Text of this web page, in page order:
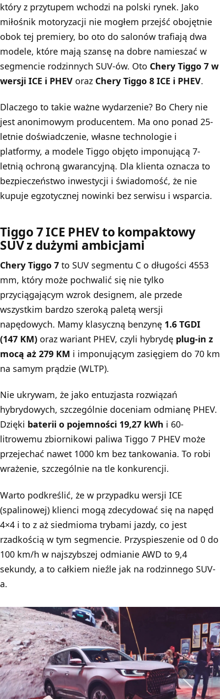
który z przytupem wchodzi na polski rynek. Jako
miłośnik motoryzacji nie mogłem przejść obojętnie
obok tej premiery, bo oto do salonów trafiają dwa
modele, które mają szansę na dobre namieszać w
segmencie rodzinnych SUV-ów. Oto Chery Tiggo 7 w
wersji ICE i PHEV oraz Chery Tiggo 8 ICE i PHEV.
Dlaczego to takie ważne wydarzenie? Bo Chery nie
jest anonimowym producentem. Ma ono ponad 25-
letnie doświadczenie, własne technologie i
platformy, a modele Tiggo objęto imponującą 7-
letnią ochroną gwarancyjną. Dla klienta oznacza to
bezpieczeństwo inwestycji i świadomość, że nie
kupuje egzotycznej nowinki bez serwisu i wsparcia.
Tiggo 7 ICE PHEV to kompaktowy
SUV z dużymi ambicjami
Chery Tiggo 7 to SUV segmentu C o długości 4553
mm, który może pochwalić się nie tylko
przyciągającym wzrok designem, ale przede
wszystkim bardzo szeroką paletą wersji
napędowych. Mamy klasyczną benzynę 1.6 TGDI
(147 KM) oraz wariant PHEV, czyli hybrydę plug-in z
mocą aż 279 KM i imponującym zasięgiem do 70 km
na samym prądzie (WLTP).
Nie ukrywam, że jako entuzjasta rozwiązań
hybrydowych, szczególnie doceniam odmianę PHEV.
Dzięki baterii o pojemności 19,27 kWh i 60-
litrowemu zbiornikowi paliwa Tiggo 7 PHEV może
przejechać nawet 1000 km bez tankowania. To robi
wrażenie, szczególnie na tle konkurencji.
Warto podkreślić, że w przypadku wersji ICE
(spalinowej) klienci mogą zdecydować się na napęd
4×4 i to z aż siedmioma trybami jazdy, co jest
rzadkością w tym segmencie. Przyspieszenie od 0 do
100 km/h w najszybszej odmianie AWD to 9,4
sekundy, a to całkiem nieźle jak na rodzinnego SUV-
a.